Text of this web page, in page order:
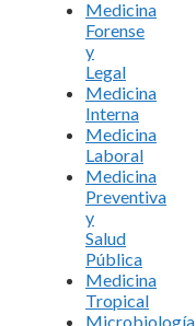
Medicina
Forense
y
Legal
Medicina
Interna
Medicina
Laboral
Medicina
Preventiva
y
Salud
Pública
Medicina
Tropical
Microbiología